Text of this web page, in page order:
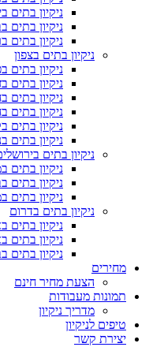
ניקיון בתים
ניקיון בתים
ניקיון בתים
ניקיון בתים בצפון
ניקיון בתים
ניקיון בתים
ניקיון בתים
ניקיון בתים
ניקיון בתים
ניקיון בתים
ניקיון בתים
ניקיון בתים
ניקיון
ניקיון בתים
ניקיון בתים בדרום
ניקיון בתים
ניקיון בתים
ניקיון
מחירים
הצעת מחיר חינם
תמונות מעבודות
מדריך ניקיון
טיפים לניקיון
יצירת קשר